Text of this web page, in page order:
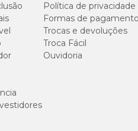
Unissex
extrato de chá verde, extrato de
de aves e suíno, L-carnitina, parede
B2, vitamina B3, vitamina B5,
K3, ferro aminoácido quelato,
sulfato de ferro, sulfato
Política de privacidade
Formas de pagamento
Trocas e devoluções
Troca Fácil
Ouvidoria